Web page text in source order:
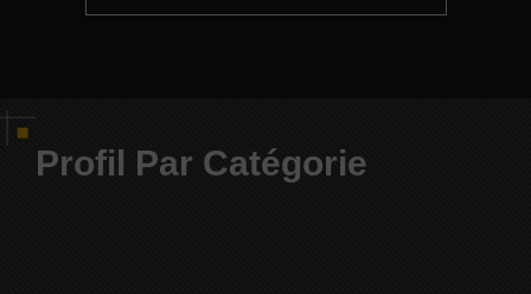
Profil Par Catégorie